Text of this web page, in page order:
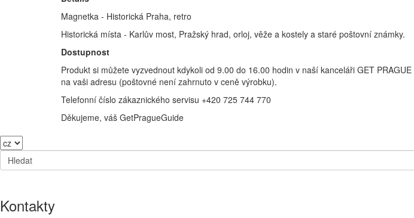
Magnetka - Historická Praha, retro
Historická místa - Karlův most, Pražský hrad, orloj, věže a kostely a staré poštovní známky.
Dostupnost
Produkt si můžete vyzvednout kdykoli od 9.00 do 16.00 hodin v naší kanceláři GET
na vaši adresu (poštovné není zahrnuto v ceně výrobku).
Telefonní číslo zákaznického servisu +420 725 744 770
Děkujeme, váš GetPragueGuide
Kontakty